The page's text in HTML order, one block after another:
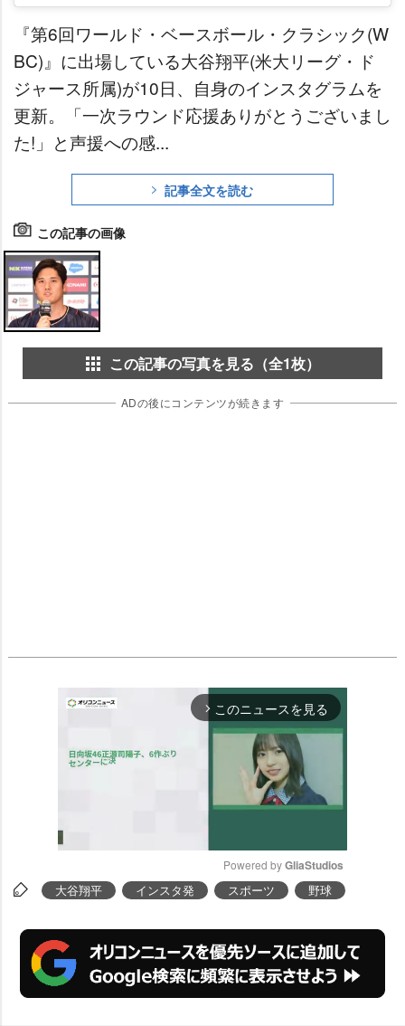
『第6回ワールド・ベースボール・クラシック(W
BC)』に出場している大谷翔平(米大リーグ・ド
ジャース所属)が10日、自身のインスタグラムを
更新。「一次ラウンド応援ありがとうございまし
た!」と声援への感...
記事全文を読む
この記事の画像
この記事の写真を見る（全1枚）
ADの後にコンテンツが続きます
arrow_forward_ios このニュースを見る
M
e
Powered by GliaStudios
大谷翔平 インスタ発 スポーツ 野球